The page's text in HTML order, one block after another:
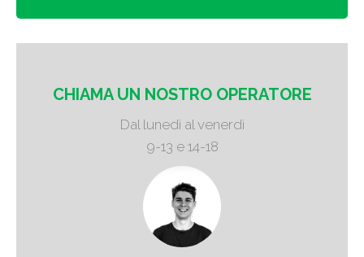
CHIAMA UN NOSTRO OPERATORE
Dal lunedì al venerdì
9-13 e 14-18